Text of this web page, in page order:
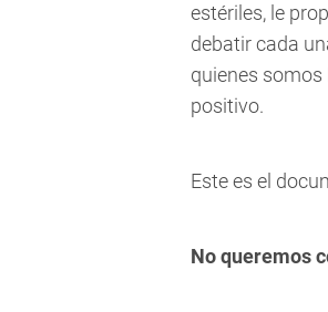
estériles, le
debatir cada
quienes somos
positivo.
Este es el
No queremos